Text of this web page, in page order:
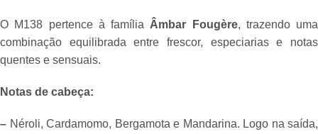
O M138 pertence à família Âmbar Fougère, trazendo uma
combinação equilibrada entre frescor, especiarias e notas
quentes e sensuais.
Notas de cabeça:
– Néroli, Cardamomo, Bergamota e Mandarina. Logo na saída,